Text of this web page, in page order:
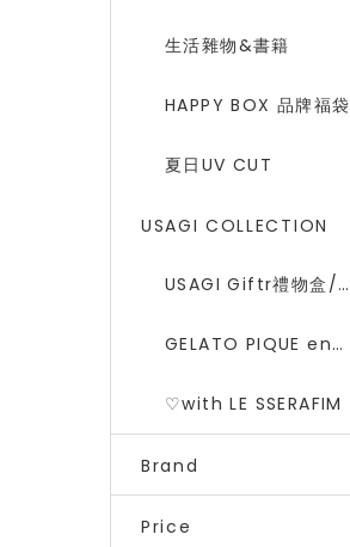
生活雜物&書籍
HAPPY BOX 品牌福袋
夏日UV CUT
USAGI COLLECTION
USAGI Giftr禮物盒/包裝盒
GELATO PIQUE encounters DRAGON QUEST 勇者鬥惡龍 二彈
♡with LE SSERAFIM
Brand
Price